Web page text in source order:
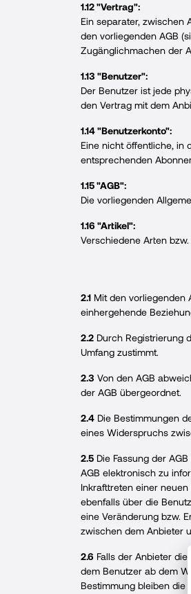
1.12 "Vertrag":
Ein separater, zwischen
den vorliegenden AGB
Zugänglichmachen der
1.13 "Benutzer":
Der Benutzer ist jede
den Vertrag mit dem
1.14 "Benutzerkonto":
Eine nicht öffentliche, in
entsprechenden
1.15 "AGB":
Die vorliegenden
1.16 "Artikel":
Verschiedene Arten
2.1 Mit den vorliegenden
einhergehende
2.2 Durch Registrierung
Umfang zustimmt.
2.3 Von den AGB
der AGB übergeordnet.
2.4 Die Bestimmungen
eines Widerspruchs
2.5 Die Fassung der
AGB elektronisch zu
Inkrafttreten einer
ebenfalls über die
eine Veränderung bzw.
zwischen dem Anbieter
2.6 Falls der Anbieter
dem Benutzer ab dem
Bestimmung bleiben die